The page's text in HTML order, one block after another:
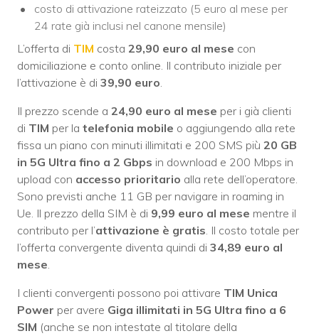
costo di attivazione rateizzato (5 euro al mese per
24 rate già inclusi nel canone mensile)
L’offerta di TIM costa 29,90 euro al mese con
domiciliazione e conto online. Il contributo iniziale per
l’attivazione è di 39,90 euro.
Il prezzo scende a 24,90 euro al mese per i già clienti
di TIM per la telefonia mobile o aggiungendo alla rete
fissa un piano con minuti illimitati e 200 SMS più 20 GB
in 5G Ultra fino a 2 Gbps in download e 200 Mbps in
upload con accesso prioritario alla rete dell’operatore.
Sono previsti anche 11 GB per navigare in roaming in
Ue. Il prezzo della SIM è di 9,99 euro al mese mentre il
contributo per l’attivazione è gratis. Il costo totale per
l’offerta convergente diventa quindi di 34,89 euro al
mese.
I clienti convergenti possono poi attivare TIM Unica
Power per avere Giga illimitati in 5G Ultra fino a 6
SIM (anche se non intestate al titolare della